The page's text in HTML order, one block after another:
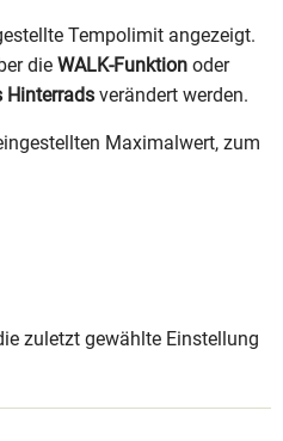
Tempolimit angezeigt.
die WALK-Funktion oder
Hinterrads verändert werden.
Maximalwert, zum
zuletzt gewählte Einstellung